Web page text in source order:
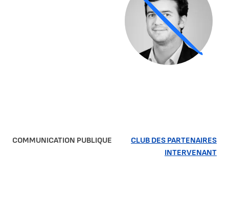
COMMUNICATION PUBLIQUE
CLUB DES PARTENAIRES
INTERVENANT